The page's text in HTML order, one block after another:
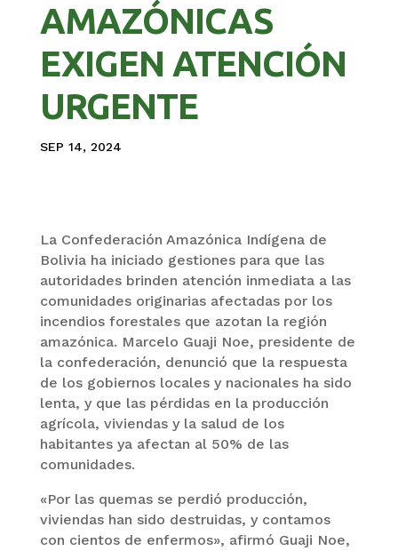
AMAZÓNICAS
EXIGEN ATENCIÓN
URGENTE
SEP 14, 2024
La Confederación Amazónica Indígena de
Bolivia ha iniciado gestiones para que las
autoridades brinden atención inmediata a las
comunidades originarias afectadas por los
incendios forestales que azotan la región
amazónica. Marcelo Guaji Noe, presidente de
la confederación, denunció que la respuesta
de los gobiernos locales y nacionales ha sido
lenta, y que las pérdidas en la producción
agrícola, viviendas y la salud de los
habitantes ya afectan al 50% de las
comunidades.
«Por las quemas se perdió producción,
viviendas han sido destruidas, y contamos
con cientos de enfermos», afirmó Guaji Noe,